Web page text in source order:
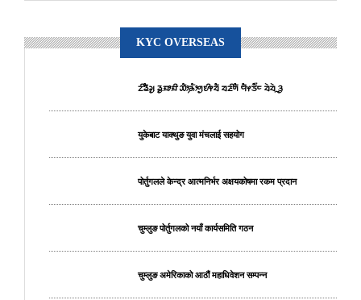
KYC OVERSEAS
ᤁᤡᤕᤠᤆᤢ ᤕᤢᤀᤣᤀᤡ ᤑᤥ᤹ᤌᤥᤛᤢᤎᤡᤶᤔᤠ ᤔᤏᤡᤛᤠ ᤗᤠᤶᤍᤠ᤺ᤰ ᤔᤧᤔᤧᤳᤋᤢ
युकेबाट याक्थुङ युवा मंचलाई सहयोग
पोर्तुगलले केन्द्र आत्मनिर्भर अक्षयकोषमा रकम प्रदान
चुम्लुङ पोर्तुगलको नयाँ कार्यसमिति गठन
चुम्लुङ अमेरिकाको आठौं महाधिवेशन सम्पन्न